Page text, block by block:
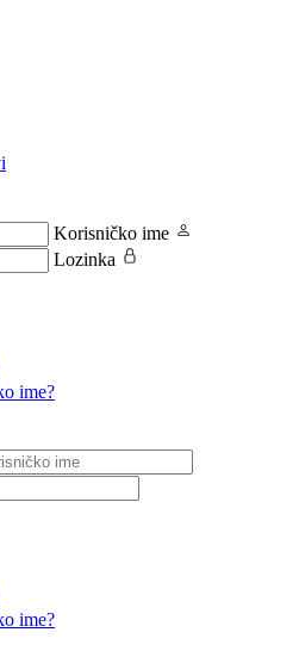
Korisničko ime
Lozinka
ime?
ime?